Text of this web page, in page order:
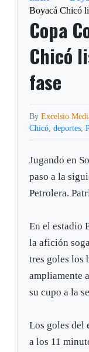
Boyacá Chicó
Copa
Chicó
fase
ByExcelsio
Chicó,deportes,
Jugando en
paso a la
Petrolera.
En el estadio
la afición
tres goles los
ampliamente
su cupo a la
Los goles del
a los 11